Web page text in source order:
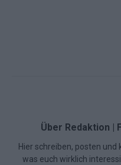
Über Redaktion |
Hier schreiben, posten
was euch wirklich